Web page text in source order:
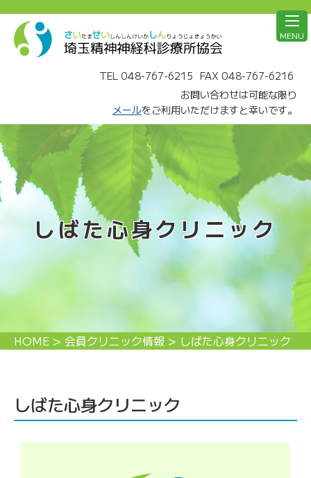
TEL 048-767-6215 FAX 048-767-6216
お問い合わせは可能な限り
メールをご利用いただけますと幸いです。
MENU
しばた心身クリニック
HOME > 会員クリニック情報 > しばた心身クリニック
しばた心身クリニック